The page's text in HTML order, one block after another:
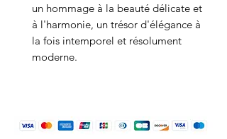
un hommage à la beauté délicate et
à l'harmonie, un trésor d'élégance à
la fois intemporel et résolument
moderne.